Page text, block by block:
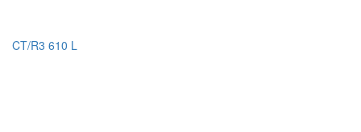
CT/R3 610 L